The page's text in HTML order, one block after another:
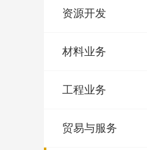
资源开发
材料业务
工程业务
贸易与服务